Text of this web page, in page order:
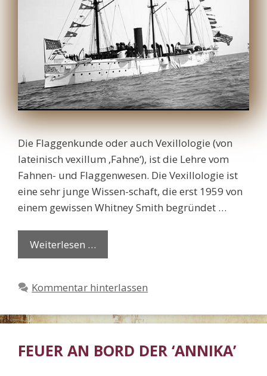
Die Flaggenkunde oder auch Vexillologie (von
lateinisch vexillum ‚Fahne‘), ist die Lehre vom
Fahnen- und Flaggenwesen. Die Vexillologie ist
eine sehr junge Wissen-schaft, die erst 1959 von
einem gewissen Whitney Smith begründet …
Weiterlesen …
Kommentar hinterlassen
FEUER AN BORD DER ‘ANNIKA’